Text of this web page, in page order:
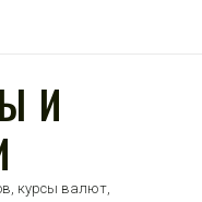
И
курсы валют,